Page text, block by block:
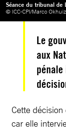
Séance du tribunal de
© ICC-CPI/Marco
Le
aux
Cette
car elle